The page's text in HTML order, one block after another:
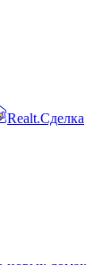
Realt.Сделка